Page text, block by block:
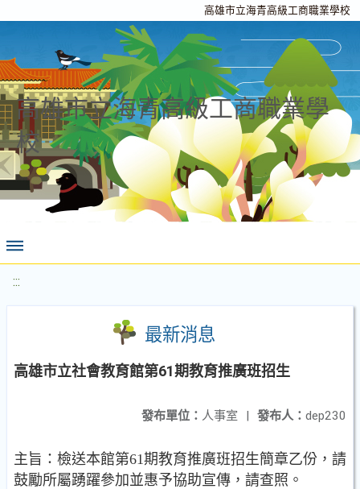
高雄市立海青高級工商職業學校
高雄市立海青高級工商職業學
校
:::
最新消息
高雄市立社會教育館第61期教育推廣班招生
發布人： dep230
發布單位： 人事室 |
主旨：檢送本館第61期教育推廣班招生簡章乙份，請
鼓勵所屬踴躍參加並惠予協助宣傳，請查照。